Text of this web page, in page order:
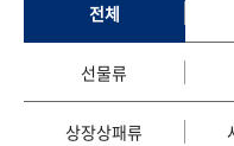
정책과 연구 키워드로 보
간행물 변천사
기록물 아카이브
전체
선물류
상장상패류